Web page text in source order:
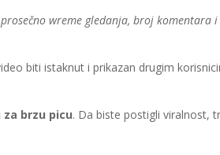
wreme gledanja, broj komentara i
biti istaknut i prikazan drugim
brzu picu. Da biste postigli viralnost,